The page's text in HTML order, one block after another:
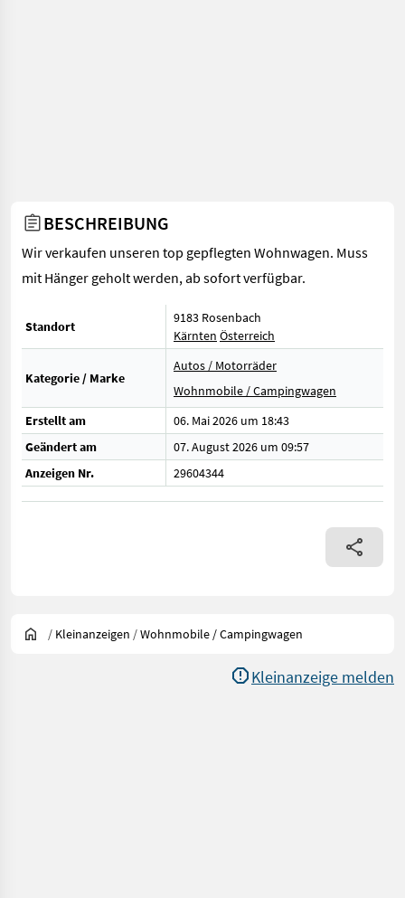
BESCHREIBUNG
Wir verkaufen unseren top gepflegten Wohnwagen. Muss
mit Hänger geholt werden, ab sofort verfügbar.
Standort
9183 Rosenbach
Kärnten Österreich
Kategorie / Marke
Autos / Motorräder
Wohnmobile / Campingwagen
Erstellt am
06. Mai 2026 um 18:43
Geändert am
07. August 2026 um 09:57
Anzeigen Nr.
29604344
/ Kleinanzeigen /Wohnmobile / Campingwagen
Kleinanzeige melden